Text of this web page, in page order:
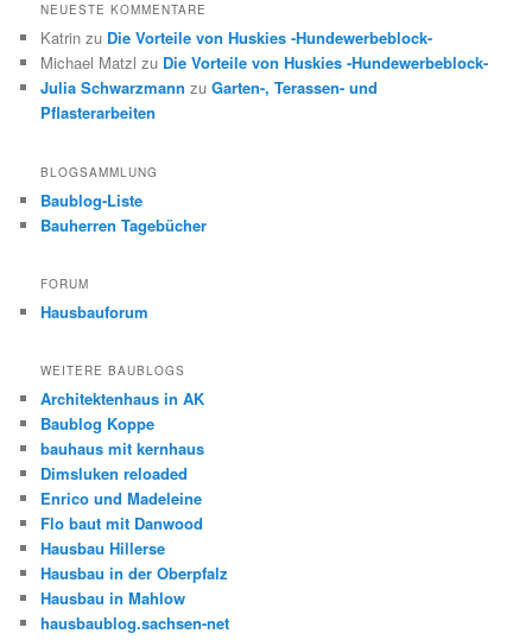
NEUESTE KOMMENTARE
Katrin zu Die Vorteile von Huskies -Hundewerbeblock-
Michael Matzl zu Die Vorteile von Huskies -Hundewerbeblock-
Julia Schwarzmann zuGarten-, Terassen- und
Pflasterarbeiten
BLOGSAMMLUNG
Baublog-Liste
Bauherren Tagebücher
FORUM
Hausbauforum
WEITERE BAUBLOGS
Architektenhaus in AK
Baublog Koppe
bauhaus mit kernhaus
Dimsluken reloaded
Enrico und Madeleine
Flo baut mit Danwood
Hausbau Hillerse
Hausbau in der Oberpfalz
Hausbau in Mahlow
hausbaublog.sachsen-net